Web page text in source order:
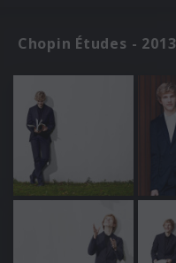
Chopin Études - 2013